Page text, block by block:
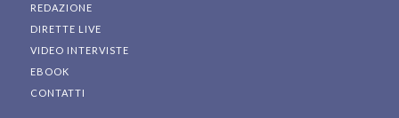
REDAZIONE
DIRETTE LIVE
VIDEO INTERVISTE
EBOOK
CONTATTI